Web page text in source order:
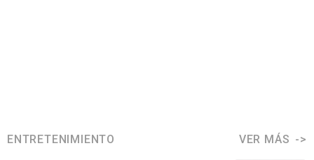
ENTRETENIMIENTO VER MÁS